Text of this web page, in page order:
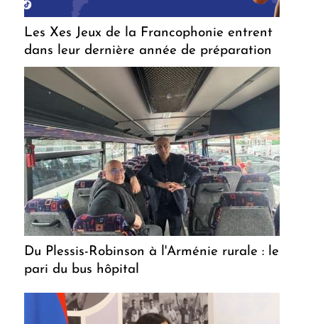
Les Xes Jeux de la Francophonie entrent
dans leur dernière année de préparation
Du Plessis-Robinson à l'Arménie rurale : le
pari du bus hôpital